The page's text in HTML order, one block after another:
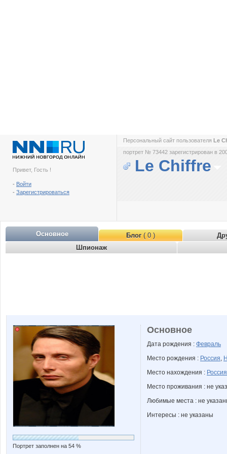
Привет, Гость !
- Войти
- Зарегистрироваться
Персональный сайт пользователя Le
портрет № 73442 зарегистрирован в
Le Chiffre
Основное Блог( 0 )
Шпионаж
Портрет заполнен на 54 %
Основное
Дата рождения : Февраль
Место рождения : Россия,
Место нахождения : Россия
Место проживания : не
Любимые места : не
Интересы : не указаны